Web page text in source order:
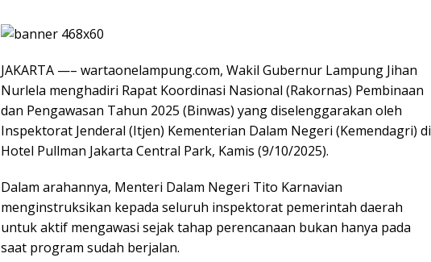
JAKARTA —– wartaonelampung.com, Wakil Gubernur Lampung Jihan
Nurlela menghadiri Rapat Koordinasi Nasional (Rakornas) Pembinaan
dan Pengawasan Tahun 2025 (Binwas) yang diselenggarakan oleh
Inspektorat Jenderal (Itjen) Kementerian Dalam Negeri (Kemendagri) di
Hotel Pullman Jakarta Central Park, Kamis (9/10/2025).
Dalam arahannya, Menteri Dalam Negeri Tito Karnavian
menginstruksikan kepada seluruh inspektorat pemerintah daerah
untuk aktif mengawasi sejak tahap perencanaan bukan hanya pada
saat program sudah berjalan.